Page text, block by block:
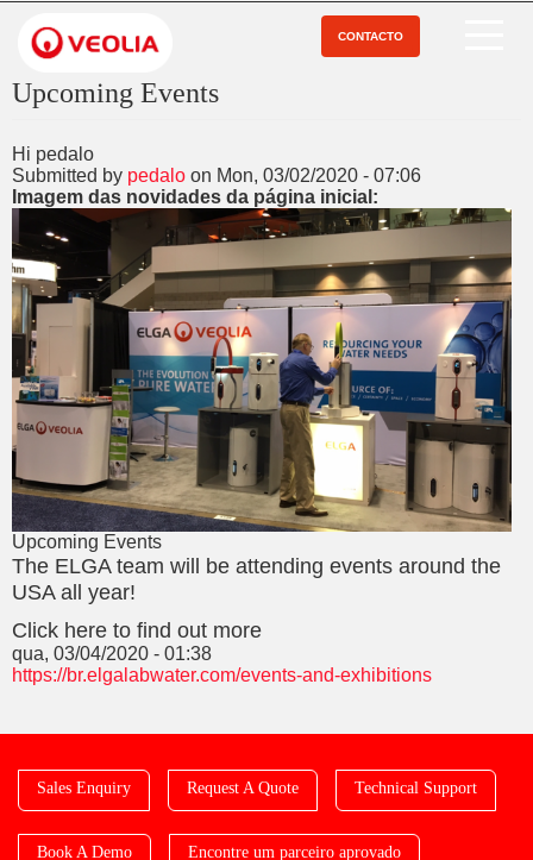
para
principal
CONTACTO
Upcoming Events
Hi pedalo
Submitted by pedalo on Mon, 03/02/2020 - 07:06
Imagem das novidades da página inicial
Upcoming Events
The ELGA team will be attending events around the
USA all year!
Click here to find out more
qua, 03/04/2020 - 01:38
https://br.elgalabwater.com/events-and-exhibitions
Sales Enquiry Request A Quote Technical Support
Book A Demo Encontre um parceiro aprovado